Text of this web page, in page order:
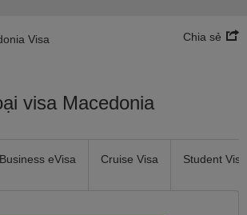
Visa Chia sẻ
visa Macedonia
Business eVisa Cruise Visa Student Visa